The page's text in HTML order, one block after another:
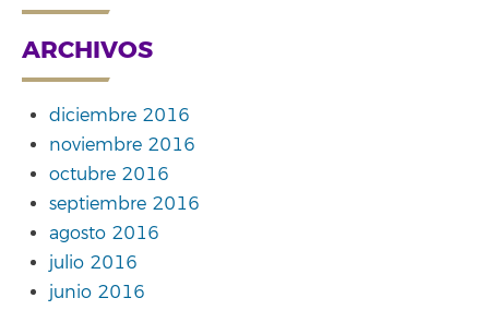
ARCHIVOS
diciembre 2016
noviembre 2016
octubre 2016
septiembre 2016
agosto 2016
julio 2016
junio 2016